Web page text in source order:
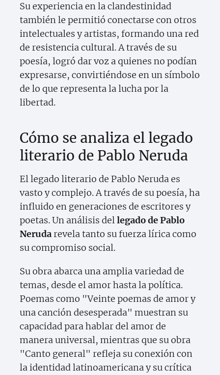
Su experiencia en la clandestinidad
también le permitió conectarse con otros
intelectuales y artistas, formando una red
de resistencia cultural. A través de su
poesía, logró dar voz a quienes no podían
expresarse, convirtiéndose en un símbolo
de lo que representa la lucha por la
libertad.
Cómo se analiza el legado
literario de Pablo Neruda
El legado literario de Pablo Neruda es
vasto y complejo. A través de su poesía, ha
influido en generaciones de escritores y
poetas. Un análisis dellegado de Pablo
Nerudarevela tanto su fuerza lírica como
su compromiso social.
Su obra abarca una amplia variedad de
temas, desde el amor hasta la política.
Poemas como "Veinte poemas de amor y
una canción desesperada" muestran su
capacidad para hablar del amor de
manera universal, mientras que su obra
"Canto general" refleja su conexión con
la identidad latinoamericana y su crítica